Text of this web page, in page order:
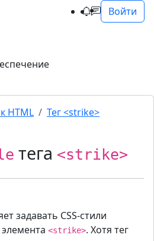
Войти
HTML
Тег <strike>
тега <strike>
задавать CSS-стили
<strike>. Хотя тег